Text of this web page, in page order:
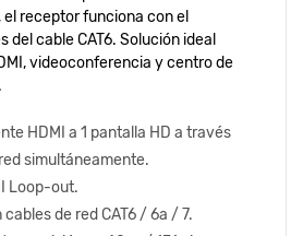
el receptor funciona con el
del cable CAT6. Solución ideal
videoconferencia y centro de
HDMI a 1 pantalla HD a través
simultáneamente.
Loop-out.
de red CAT6 / 6a / 7.